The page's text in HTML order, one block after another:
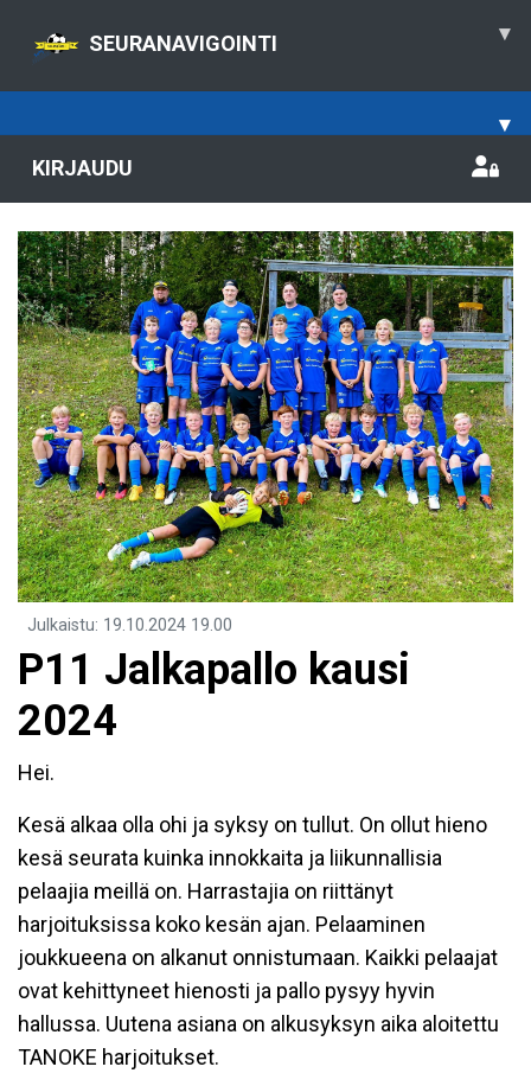
SEURANAVIGOINTI ▾
▾
KIRJAUDU
Julkaistu: 19.10.2024 19.00
P11 Jalkapallo kausi
2024
Hei.
Kesä alkaa olla ohi ja syksy on tullut. On ollut hieno
kesä seurata kuinka innokkaita ja liikunnallisia
pelaajia meillä on. Harrastajia on riittänyt
harjoituksissa koko kesän ajan. Pelaaminen
joukkueena on alkanut onnistumaan. Kaikki pelaajat
ovat kehittyneet hienosti ja pallo pysyy hyvin
hallussa. Uutena asiana on alkusyksyn aika aloitettu
TANOKE harjoitukset.